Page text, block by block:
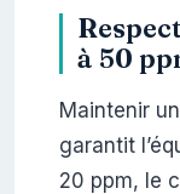
à 50
Maintenir
garantit
20 ppm, le